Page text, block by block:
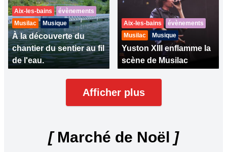
Aix-les-bains
évènements
Musilac
Musique
À la découverte du
chantier du sentier au fil
de l'eau.
Aix-les-bains
évènements
Musilac
Musique
Yuston XIII enflamme la
scène de Musilac
Afficher plus
[Marché de Noël ]